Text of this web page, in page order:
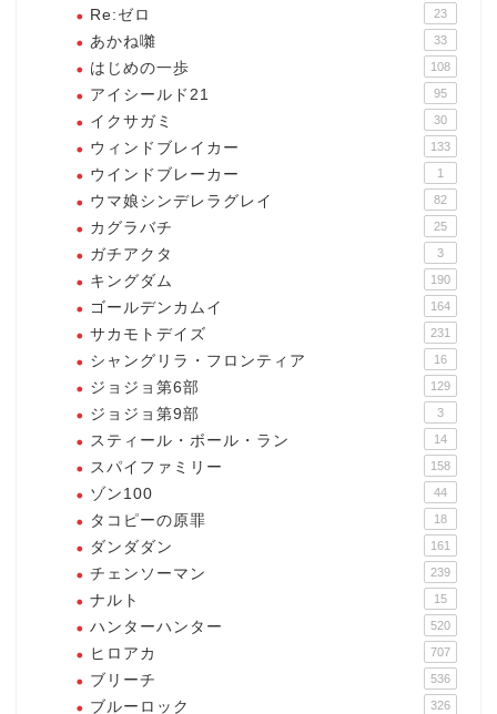
Re:ゼロ 23
あかね囃 33
はじめの一歩 108
アイシールド21 95
イクサガミ 30
ウィンドブレイカー 133
ウインドブレーカー 1
ウマ娘シンデレラグレイ 82
カグラバチ 25
ガチアクタ 3
キングダム 190
ゴールデンカムイ 164
サカモトデイズ 231
シャングリラ・フロンティア 16
ジョジョ第6部 129
ジョジョ第9部 3
スティール・ボール・ラン 14
スパイファミリー 158
ゾン100 44
タコピーの原罪 18
ダンダダン 161
チェンソーマン 239
ナルト 15
ハンターハンター 520
ヒロアカ 707
ブリーチ 536
ブルーロック 326